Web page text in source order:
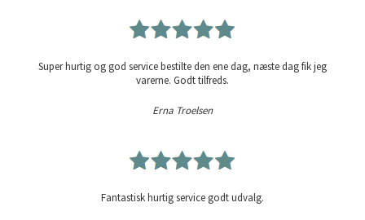
Super hurtig og god service bestilte den ene dag, næste dag fik jeg
varerne. Godt tilfreds.
Erna Troelsen
Fantastisk hurtig service godt udvalg.